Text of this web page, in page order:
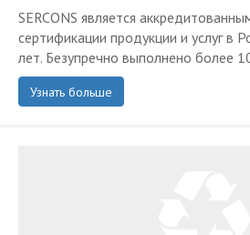
SERCONS является
сертификации продукции и услуг в
лет. Безупречно выполнено более
Узнать больше